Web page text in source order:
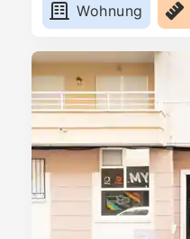
Wohnung